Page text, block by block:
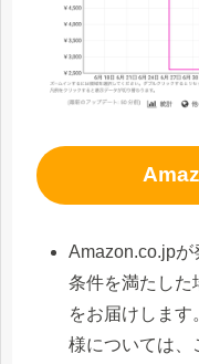
Amazon.co.jpが
条件を満たした
をお届けしま
様については、